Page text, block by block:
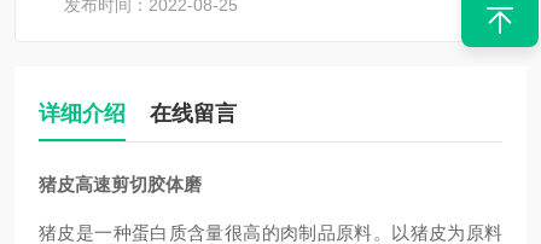
发布时间：2022-08-25
详细介绍 在线留言
猪皮高速剪切胶体磨
猪皮是一种蛋白质含量很高的肉制品原料。以猪皮为原料